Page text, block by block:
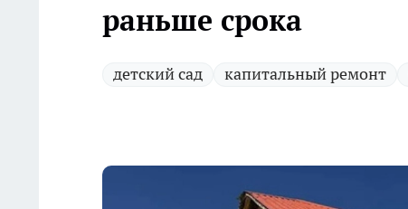
раньше срока
детский сад капитальный ремонт